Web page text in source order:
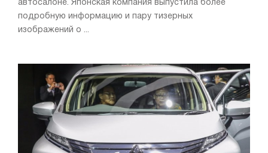
автосалоне. Японская компания выпустила более
подробную информацию и пару тизерных
изображений о ...